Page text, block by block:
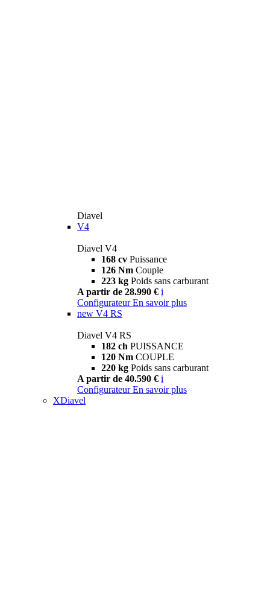
Diavel
V4
Diavel V4
168 cv Puissance
126 Nm Couple
223 kg Poids sans carburant
A partir de 28.990 € i
Configurateur En savoir plus
new V4 RS
Diavel V4 RS
182 ch PUISSANCE
120 Nm COUPLE
220 kg Poids sans carburant
A partir de 40.590 € i
Configurateur En savoir plus
XDiavel